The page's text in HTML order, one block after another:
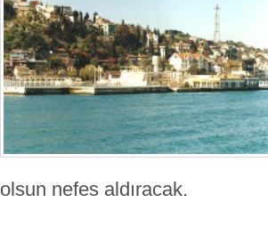
olsun nefes aldıracak.